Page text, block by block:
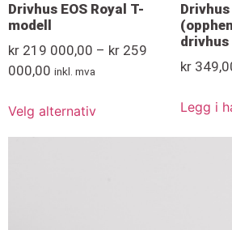
Drivhus EOS Royal T-
modell
kr 219 000,00 – kr 259
000,00 inkl. mva
Velg alternativ
drivhus
kr
Legg i